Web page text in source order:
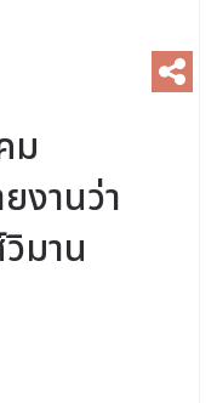
ม
งานว่า
มาน